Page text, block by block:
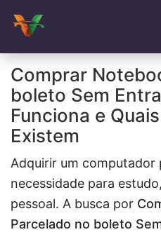
Comprar
boleto Sem
Funciona e
Existem
Adquirir um computador
necessidade para
pessoal. A busca por
Parcelado no boleto